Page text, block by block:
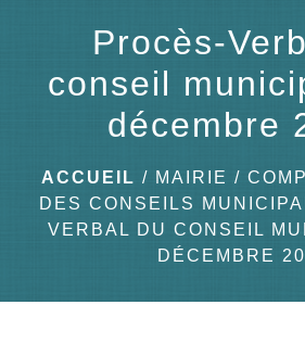
Procès-
conseil
décembre
ACCUEIL / MAIRIE /
DES CONSEILS
VERBAL DU CONSEIL
DÉCEMBRE